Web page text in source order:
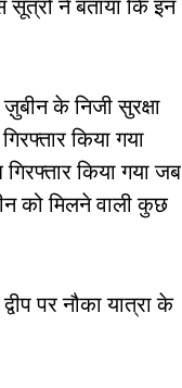
ने बताया कि इन
के निजी सुरक्षा
किया गया
किया गया जब
को मिलने वाली कुछ
पर नौका यात्रा के